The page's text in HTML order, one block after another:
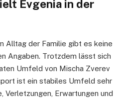
Evgenia in der
Alltag der Familie gibt es keine
Angaben. Trotzdem lässt sich
Umfeld von Mischa Zverev
ist ein stabiles Umfeld sehr
Verletzungen, Erwartungen und